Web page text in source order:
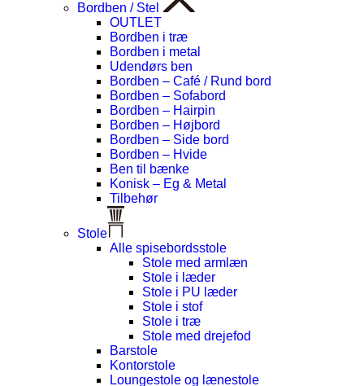
Bordben / Stel
OUTLET
Bordben i træ
Bordben i metal
Udendørs ben
Bordben – Café / Rund bord
Bordben – Sofabord
Bordben – Hairpin
Bordben – Højbord
Bordben – Side bord
Bordben – Hvide
Ben til bænke
Konisk – Eg & Metal
Tilbehør
Stole
Alle spisebordsstole
Stole med armlæn
Stole i læder
Stole i PU læder
Stole i stof
Stole i træ
Stole med drejefod
Barstole
Kontorstole
Loungestole og lænestole